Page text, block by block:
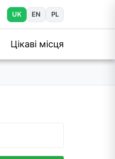
UK EN PL
Цікаві місця